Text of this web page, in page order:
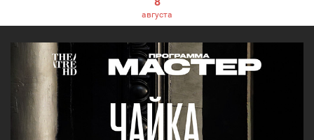
августа